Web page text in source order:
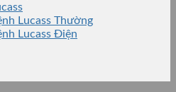
Lucass Thường
Lucass Điện